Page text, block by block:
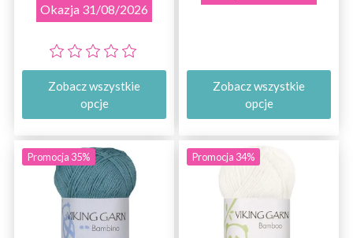
Okazja 31/08/2026
Zobacz wszystkie
opcje
Zobacz wszystkie
opcje
Promocja 35% Promocja 34%